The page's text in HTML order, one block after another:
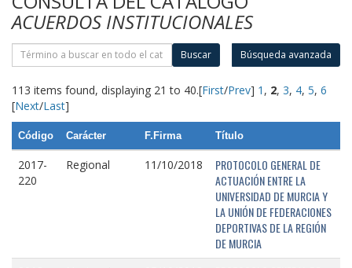
ACUERDOS INSTITUCIONALES
Buscar Búsqueda avanzada
113 items found, displaying 21 to 40.[First/Prev] 1 , 2, 3, 4, 5, 6
[Next/Last]
Código Carácter F.Firma Título
2017-
220
Regional 11/10/2018
PROTOCOLO GENERAL DE
ACTUACIÓN ENTRE LA
UNIVERSIDAD DE MURCIA Y
LA UNIÓN DE FEDERACIONES
DEPORTIVAS DE LA REGIÓN
DE MURCIA